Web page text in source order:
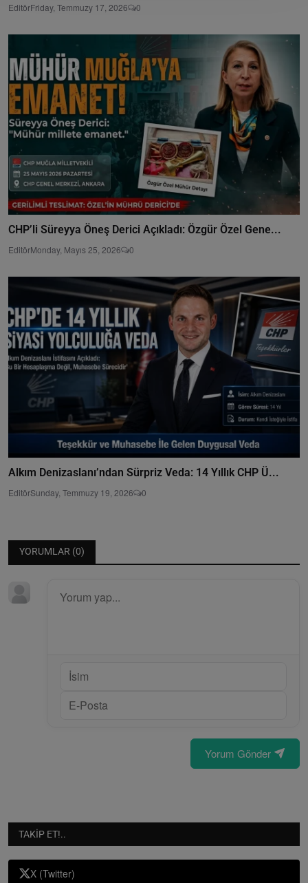
EditörFriday, Temmuzy 17, 2026 0
CHP’li Süreyya Öneş Derici Açıkladı: Özgür Özel Gene...
EditörMonday, Mayıs 25, 2026 0
Alkım Denizaslanı’ndan Sürpriz Veda: 14 Yıllık CHP Ü...
EditörSunday, Temmuzy 19, 2026 0
YORUMLAR (0)
Yorum Gönder
TAKIP ET!..
X (Twitter)